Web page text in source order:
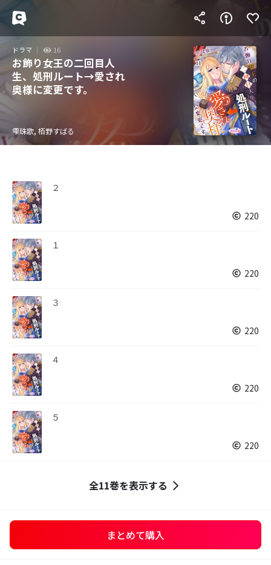
ドラマ 16
お飾り女王の二回目人
生、処刑ルート→愛され
奥様に変更です。
雫珠歌, 栢野すばる
２
220
１
220
３
220
４
220
５
220
全11巻を表示する
まとめて購入